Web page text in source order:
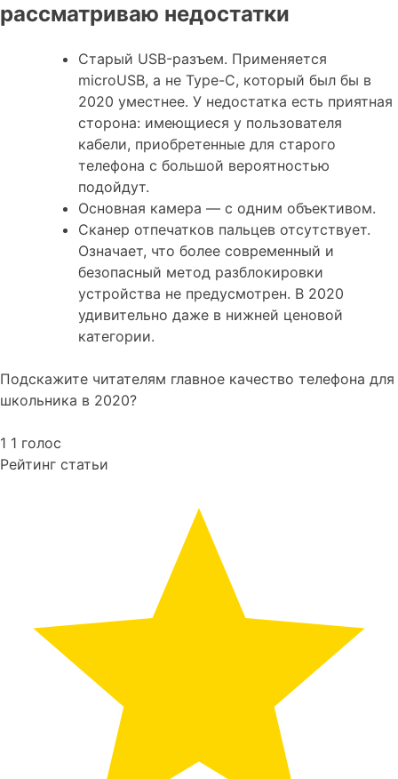
рассматриваю недостатки
Старый USB-разъем. Применяется
microUSB, а не Type-C, который был бы в
2020 уместнее. У недостатка есть приятная
сторона: имеющиеся у пользователя
кабели, приобретенные для старого
телефона с большой вероятностью
подойдут.
Основная камера — с одним объективом.
Сканер отпечатков пальцев отсутствует.
Означает, что более современный и
безопасный метод разблокировки
устройства не предусмотрен. В 2020
удивительно даже в нижней ценовой
категории.
Подскажите читателям главное качество телефона для
школьника в 2020?
1 1 голос
Рейтинг статьи